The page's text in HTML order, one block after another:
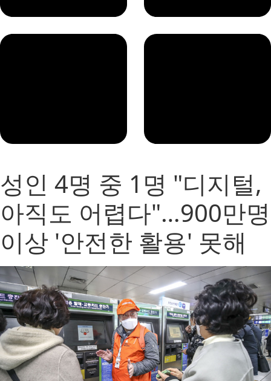
성인 4명 중 1명 "디지털,
아직도 어렵다"…900만명
이상 '안전한 활용' 못해